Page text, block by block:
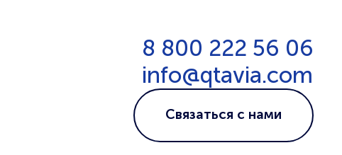
8 800 222 56 06
info@qtavia.com
Связаться с нами